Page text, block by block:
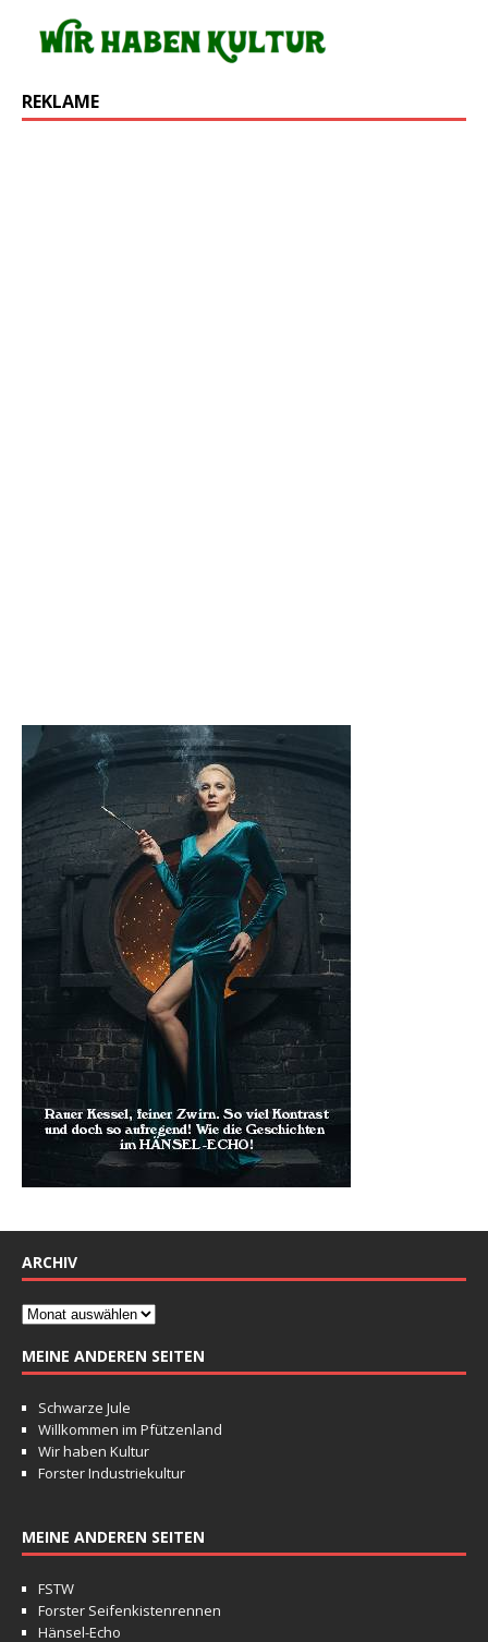
REKLAME
ARCHIV
MEINE ANDEREN SEITEN
Schwarze Jule
Willkommen im Pfützenland
Wir haben Kultur
Forster Industriekultur
MEINE ANDEREN SEITEN
FSTW
Forster Seifenkistenrennen
Hänsel-Echo